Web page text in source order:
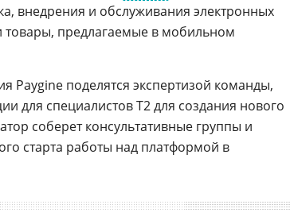
внедрения и обслуживания электронных
товары, предлагаемые в мобильном
Paygine поделятся экспертизой команды,
для специалистов Т2 для создания нового
соберет консультативные группы и
старта работы над платформой в